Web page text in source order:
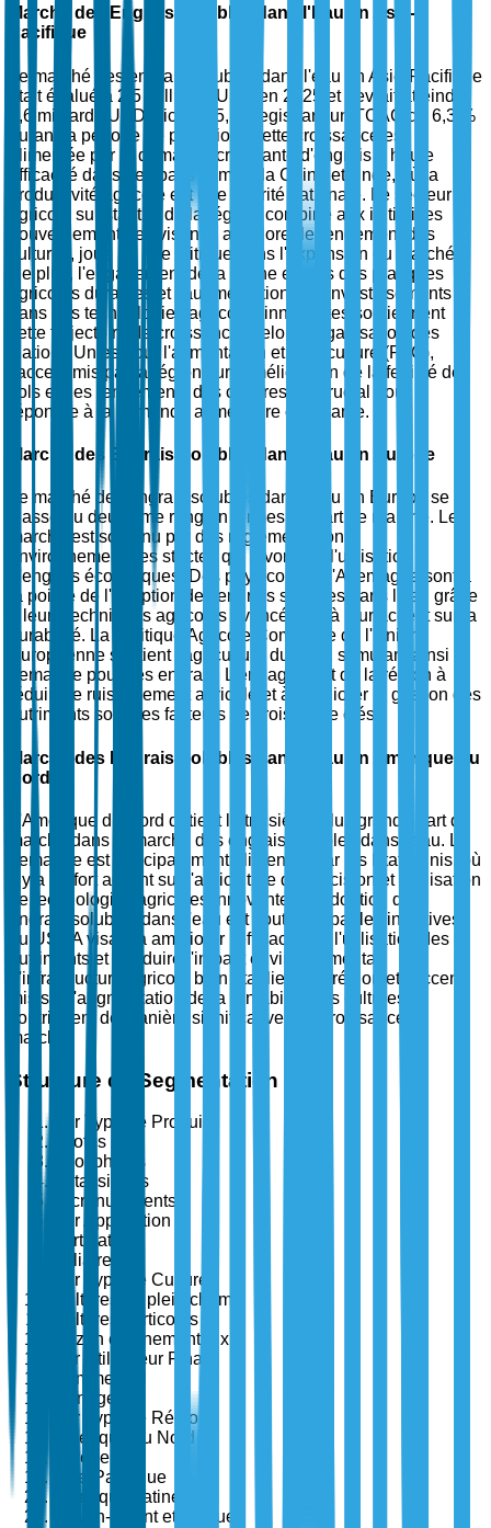
Marché des Engrais Solubles dans l'Eau en Asie-
Pacifique
Le marché des engrais solubles dans l'eau en Asie-Pacifique
était évalué à 2,5 milliards USD en 2025 et devrait atteindre
4,6 milliards USD d'ici 2035, enregistrant un TCAC de 6,3 %
durant la période de prévision. Cette croissance est
alimentée par la demande croissante d'engrais à haute
efficacité dans des pays comme la Chine et l'Inde, où la
productivité agricole est une priorité nationale. Le secteur
agricole substantiel de la région, combiné aux initiatives
gouvernementales visant à améliorer le rendement des
cultures, joue un rôle critique dans l'expansion du marché.
De plus, l'engagement de la Chine envers des pratiques
agricoles durables et l'augmentation des investissements
dans des technologies agricoles innovantes soutiennent
cette trajectoire de croissance. Selon l'Organisation des
Nations Unies pour l'alimentation et l'agriculture (FAO),
l'accent mis par la région sur l'amélioration de la fertilité des
sols et des rendements des cultures est crucial pour
répondre à la demande alimentaire croissante.
Marché des Engrais Solubles dans l'Eau en Europe
Le marché des engrais solubles dans l'eau en Europe se
classe au deuxième rang en termes de part de marché. Le
marché est soutenu par des réglementations
environnementales strictes qui favorisent l'utilisation
d'engrais écologiques. Des pays comme l'Allemagne sont à
la pointe de l'adoption des engrais solubles dans l'eau grâce
à leurs techniques agricoles avancées et à leur accent sur la
durabilité. La Politique Agricole Commune de l'Union
Européenne soutient l'agriculture durable, stimulant ainsi la
demande pour ces engrais. L'engagement de la région à
réduire le ruissellement agricole et à améliorer la gestion des
nutriments sont des facteurs de croissance clés.
Marché des Engrais Solubles dans l'Eau en Amérique du
Nord
L'Amérique du Nord détient la troisième plus grande part de
marché dans le marché des engrais solubles dans l'eau. La
demande est principalement alimentée par les États-Unis, où
il y a un fort accent sur l'agriculture de précision et l'utilisation
de technologies agricoles innovantes. L'adoption des
engrais solubles dans l'eau est soutenue par les initiatives
du USDA visant à améliorer l'efficacité de l'utilisation des
nutriments et à réduire l'impact environnemental.
L'infrastructure agricole bien établie de la région et l'accent
mis sur l'augmentation de la rentabilité des cultures
contribuent de manière significative à la croissance du
marché.
Structure de Segmentation
Par Type de Produit
Azotés
Phosphatés
Potassiques
Micronutriments
Par Application
Fertigation
Foliaire
Par Type de Culture
Cultures de plein champ
Cultures horticoles
Gazon et ornementaux
Par Utilisateur Final
Commercial
Ménager
Par Type de Région
Amérique du Nord
Europe
Asie-Pacifique
Amérique Latine
Moyen-Orient et Afrique